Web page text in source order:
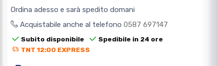
Ordina adesso e sarà spedito domani
Acquistabile anche al telefono 0587 697147
Subito disponibile
Spedibile in 24 ore
TNT 12:00 EXPRESS